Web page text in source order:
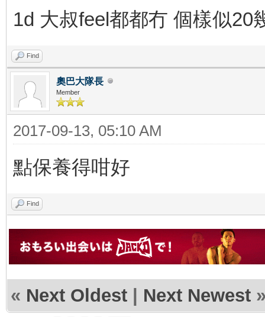
1d 大叔feel都都冇 個樣似20
Find
奧巴大隊長
Member
2017-09-13, 05:10 AM
點保養得咁好
Find
« Next Oldest | Next Newest